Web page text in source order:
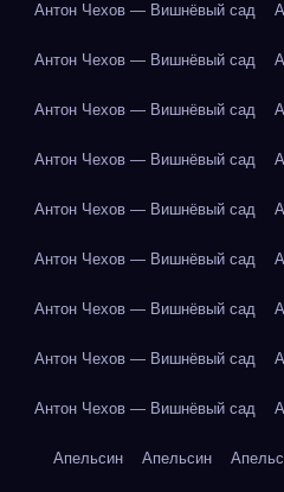
Антон Чехов — Вишнёвый сад
Антон Чехов — Вишнёвый сад
Антон Чехов — Вишнёвый сад
Антон Чехов — Вишнёвый сад
Антон Чехов — Вишнёвый сад
Антон Чехов — Вишнёвый сад
Антон Чехов — Вишнёвый сад
Антон Чехов — Вишнёвый сад
Антон Чехов — Вишнёвый сад
Апельсин Апельсин